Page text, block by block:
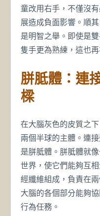
童改用右手，不僅沒
展造成負面影響。順
是明智之舉。即使是
隻手更為熟練，這也
胼胝體：連
樑
在大腦灰色的皮質之
兩個半球的主體。連
是胼胝體。胼胝體就
世界，使它們能夠互
經纖維組成，負責在
大腦的各個部分能夠
行為任務。